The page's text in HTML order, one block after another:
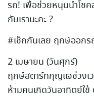
รถ! เพื่อช่วยหนุนนำโชค
กับเรานะคะ ?
#เช็กกันเลย ฤกษ์ออก
2 เมษายน (วันศุกร์)
ฤกษ์สตาร์ทกุญแจช่วงเ
ห้ามคนเกิดวันอาทิตย์ใ